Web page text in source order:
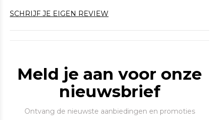
SCHRIJF JE EIGEN REVIEW
Meld je aan voor onze
nieuwsbrief
Ontvang de nieuwste aanbiedingen en promoties